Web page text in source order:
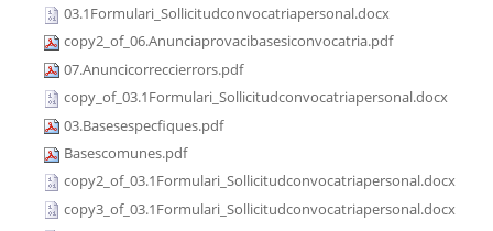
03.1Formulari_Sollicitudconvocatriapersonal.docx
copy2_of_06.Anunciaprovacibasesiconvocatria.pdf
07.Anuncicorreccierrors.pdf
copy_of_03.1Formulari_Sollicitudconvocatriapersonal.docx
03.Basesespecfiques.pdf
Basescomunes.pdf
copy2_of_03.1Formulari_Sollicitudconvocatriapersonal.docx
copy3_of_03.1Formulari_Sollicitudconvocatriapersonal.docx